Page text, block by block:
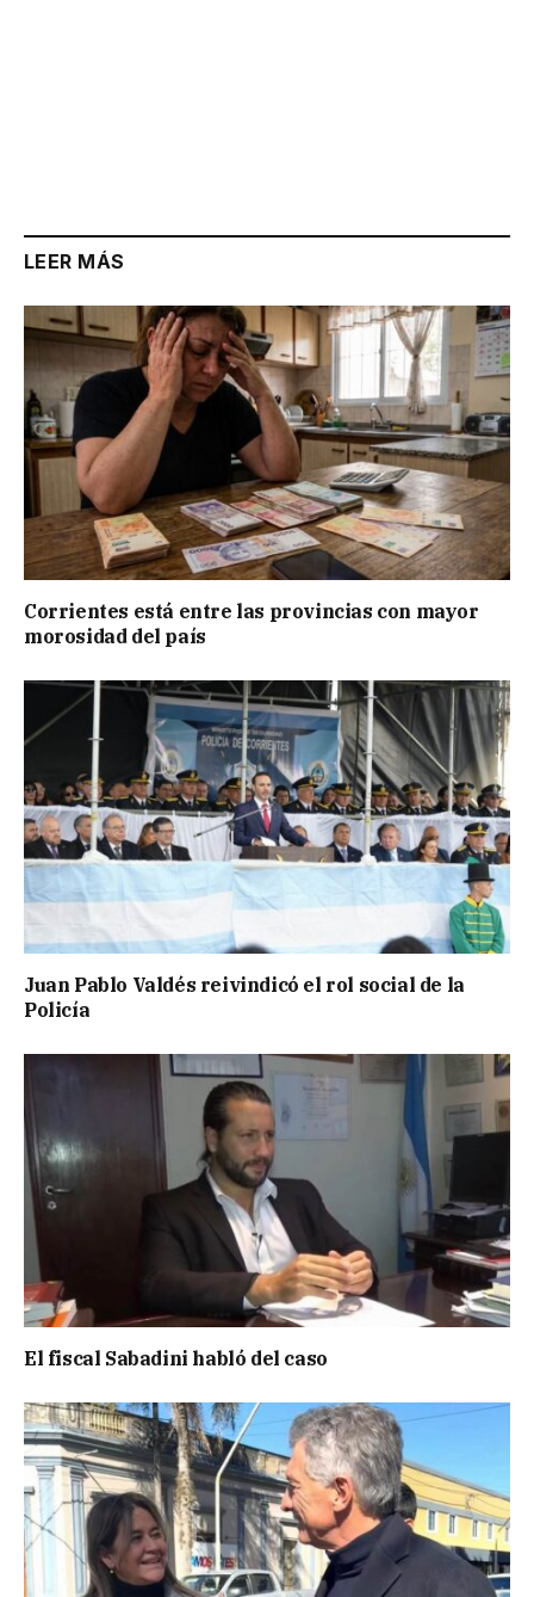
LEER MÁS
Corrientes está entre las provincias con mayor
morosidad del país
Juan Pablo Valdés reivindicó el rol social de la
Policía
El fiscal Sabadini habló del caso